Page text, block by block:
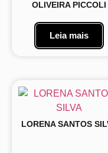
OLIVEIRA PICCOLI
Leia mais
LORENA SANTOS